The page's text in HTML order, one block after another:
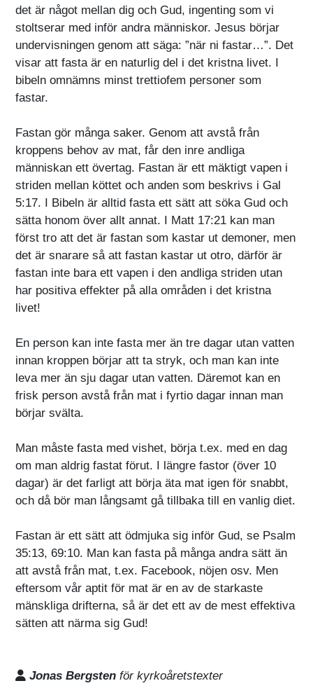
det är något mellan dig och Gud, ingenting som vi
stoltserar med inför andra människor. Jesus börjar
undervisningen genom att säga: ”när ni fastar…”. Det
visar att fasta är en naturlig del i det kristna livet. I
bibeln omnämns minst trettiofem personer som
fastar.
Fastan gör många saker. Genom att avstå från
kroppens behov av mat, får den inre andliga
människan ett övertag. Fastan är ett mäktigt vapen i
striden mellan köttet och anden som beskrivs i Gal
5:17. I Bibeln är alltid fasta ett sätt att söka Gud och
sätta honom över allt annat. I Matt 17:21 kan man
först tro att det är fastan som kastar ut demoner, men
det är snarare så att fastan kastar ut otro, därför är
fastan inte bara ett vapen i den andliga striden utan
har positiva effekter på alla områden i det kristna
livet!
En person kan inte fasta mer än tre dagar utan vatten
innan kroppen börjar att ta stryk, och man kan inte
leva mer än sju dagar utan vatten. Däremot kan en
frisk person avstå från mat i fyrtio dagar innan man
börjar svälta.
Man måste fasta med vishet, börja t.ex. med en dag
om man aldrig fastat förut. I längre fastor (över 10
dagar) är det farligt att börja äta mat igen för snabbt,
och då bör man långsamt gå tillbaka till en vanlig diet.
Fastan är ett sätt att ödmjuka sig inför Gud, se Psalm
35:13, 69:10. Man kan fasta på många andra sätt än
att avstå från mat, t.ex. Facebook, nöjen osv. Men
eftersom vår aptit för mat är en av de starkaste
mänskliga drifterna, så är det ett av de mest effektiva
sätten att närma sig Gud!
Jonas Bergsten för kyrkoåretstexter